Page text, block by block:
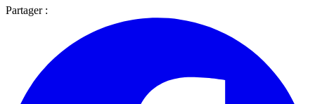
Partager :